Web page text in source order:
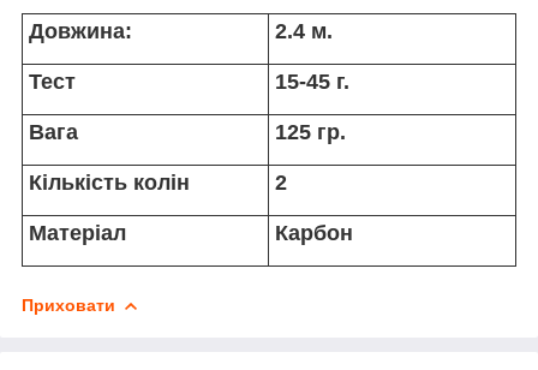
Довжина:
2.4 м.
Тест 15-45 г.
Вага 125 гр.
Кількість колін 2
Матеріал Карбон
Приховати